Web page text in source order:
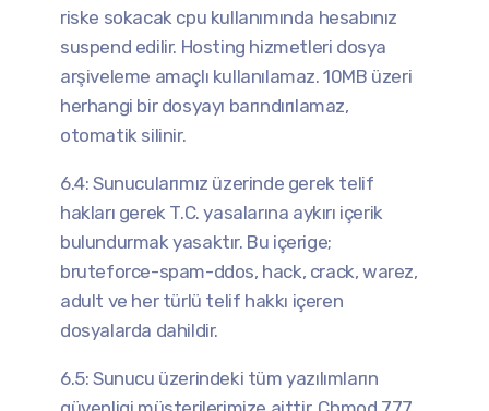
riske sokacak cpu kullanımında hesabınız
suspend edilir. Hosting hizmetleri dosya
arşiveleme amaçlı kullanılamaz. 10MB üzeri
herhangi bir dosyayı barındırılamaz,
otomatik silinir.
6.4: Sunucularımız üzerinde gerek telif
hakları gerek T.C. yasalarına aykırı içerik
bulundurmak yasaktır. Bu içerige;
bruteforce-spam-ddos, hack, crack, warez,
adult ve her türlü telif hakkı içeren
dosyalarda dahildir.
6.5: Sunucu üzerindeki tüm yazılımların